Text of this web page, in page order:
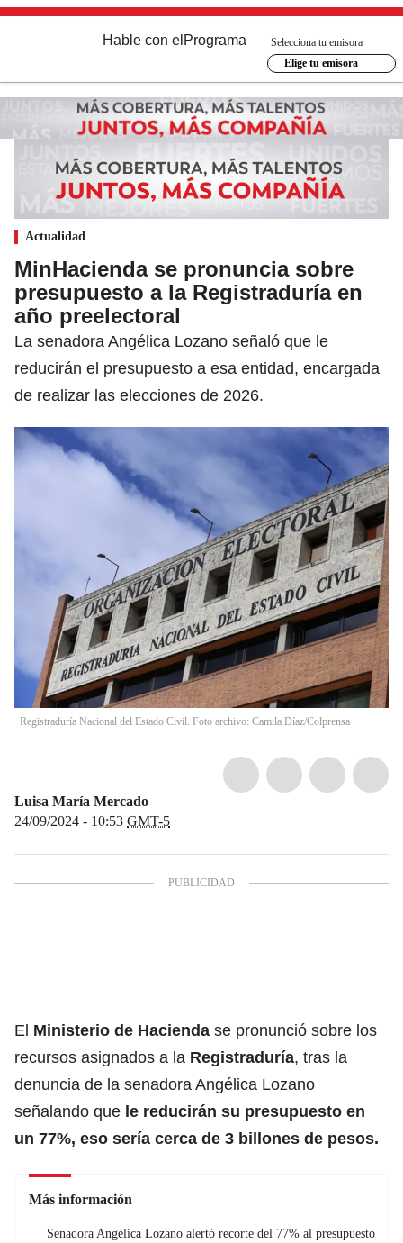
Hable con el Programa
Selecciona tu emisora
Elige tu emisora
Actualidad
MinHacienda se pronuncia sobre
presupuesto a la Registraduría en
año preelectoral
La senadora Angélica Lozano señaló que le
reducirán el presupuesto a esa entidad, encargada
de realizar las elecciones de 2026.
Registraduría Nacional del Estado Civil. Foto archivo: Camila Díaz/Colprensa
Luisa María Mercado
24/09/2024 - 10:53 GMT-5
El Ministerio de Hacienda se pronunció sobre los
recursos asignados a la Registraduría, tras la
denuncia de la senadora Angélica Lozano
señalando que le reducirán su presupuesto en
un 77%, eso sería cerca de 3 billones de pesos.
Más información
Senadora Angélica Lozano alertó recorte del 77% al presupuesto